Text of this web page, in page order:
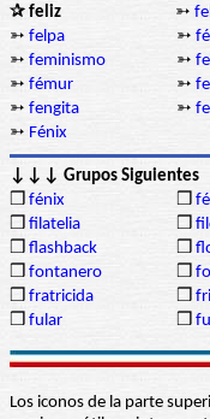
✰ feliz
➳
➳ felpa ➳
➳ feminismo ➳
➳ fémur ➳
➳ fengita ➳
➳ Fénix
↓↓↓ Grupos Siguientes
❒ fénix ❒
❒ filatelia ❒
❒ flashback ❒
❒ fontanero ❒
❒ fratricida ❒
❒ fular ❒
Los iconos de la parte